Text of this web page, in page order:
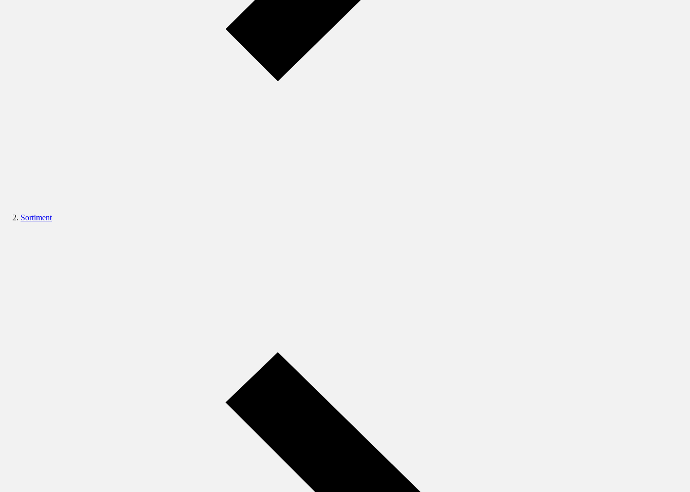
Sortiment